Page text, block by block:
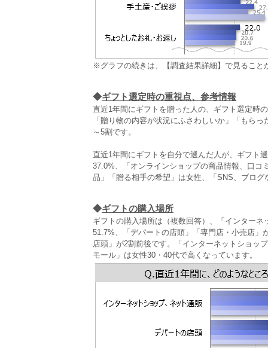
※グラフの続きは、【調査結果詳細】で見ること
◆ギフト選定時の重視点、参考情報
直近1年間にギフトを贈った人の、ギフト選定時
「贈り物の内容が状況にふさわしいか」「もら
～5割です。
直近1年間にギフトを自分で選んだ人が、ギフト
37.0%、「オンラインショップの商品情報、口コ
品」「贈る相手の希望」は女性、「SNS、ブロ
◆ギフトの購入場所
ギフトの購入場所は（複数回答）、「インター
51.7%、「デパートの店頭」「専門店・小売店」
店頭」が2割前後です。「インターネットショッ
モール」は女性30・40代で高くなっています。